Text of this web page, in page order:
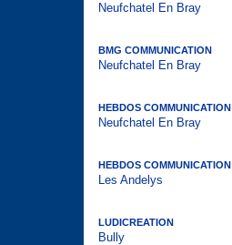
Neufchatel En Bray
BMG COMMUNICATION
Neufchatel En Bray
HEBDOS COMMUNICATION
Neufchatel En Bray
HEBDOS COMMUNICATION
Les Andelys
LUDICREATION
Bully